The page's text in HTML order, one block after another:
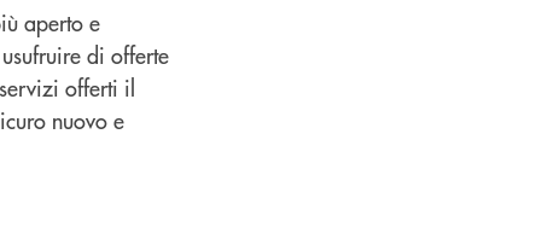
aperto e
di offerte
offerti il
nuovo e